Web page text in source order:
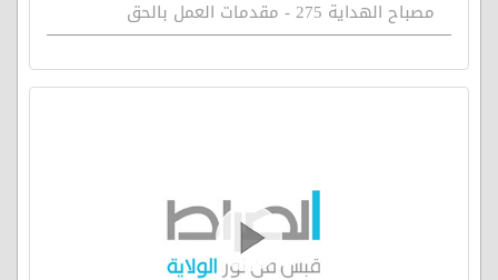
مصباح الهداية 275 - مقدمات العمل بالحق